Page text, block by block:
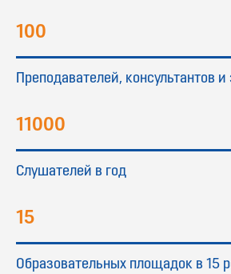
100
Преподавателей, консультантов и
11000
Слушателей в год
15
Образовательных площадок в 15